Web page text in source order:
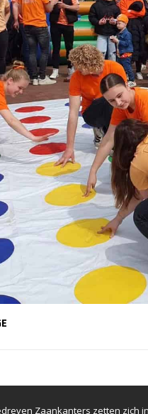
Zaankanters zetten zich